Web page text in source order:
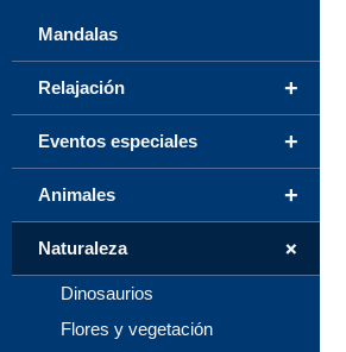
Mandalas
+
Relajación
+
Eventos especiales
+
Animales
+
Naturaleza
Dinosaurios
Flores y vegetación